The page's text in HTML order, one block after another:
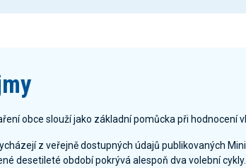
obce slouží jako základní pomůcka při hodnocení
z veřejně dostupných údajů publikovaných
desetileté období pokrývá alespoň dva volební